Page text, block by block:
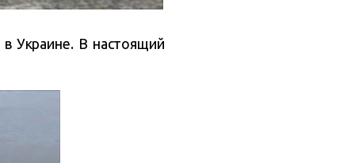
Украине. В настоящий